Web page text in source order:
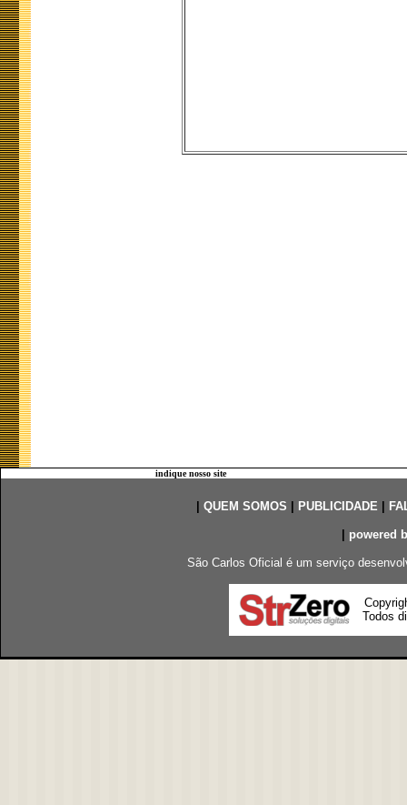
indique nosso site
QUEM SOMOS PUBLICIDADE|
powered
São Carlos Oficial é um serviço
Todos